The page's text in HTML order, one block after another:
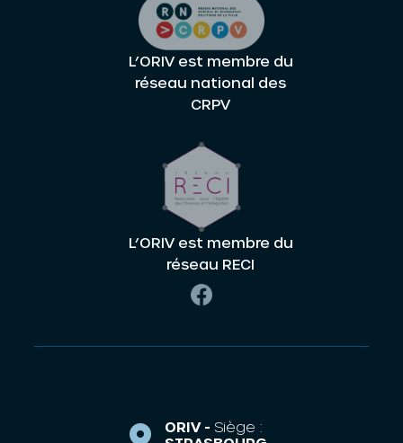
L’ORIV est membre du
réseau national des
CRPV
L’ORIV est membre du
réseau RECI
ORIV - Siège :